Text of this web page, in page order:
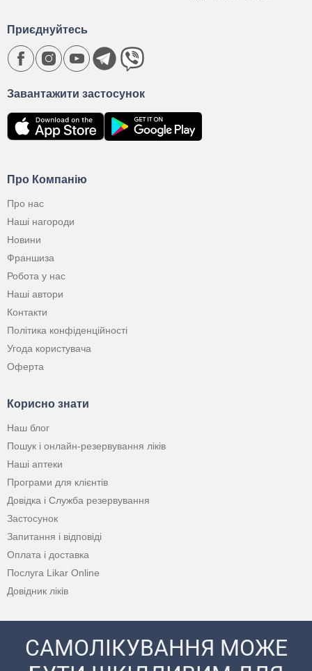
Про Компанію
Про нас
Наші нагороди
Новини
Франшиза
Робота у нас
Наші автори
Контакти
Політика конфіденційності
Угода користувача
Оферта
Корисно знати
Наш блог
Пошук і онлайн-резервування ліків
Наші аптеки
Програми для клієнтів
Довідка і Служба резервування
Застосунок
Запитання і відповіді
Оплата і доставка
Послуга Likar Online
Довідник ліків
Завантажити застосунок
Приєднуйтесь
САМОЛІКУВАННЯ МОЖЕ